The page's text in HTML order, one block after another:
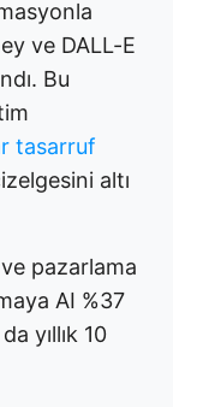
ve DALL-E
Bu
tasarruf
altı
pazarlama
AI %37
yıllık 10